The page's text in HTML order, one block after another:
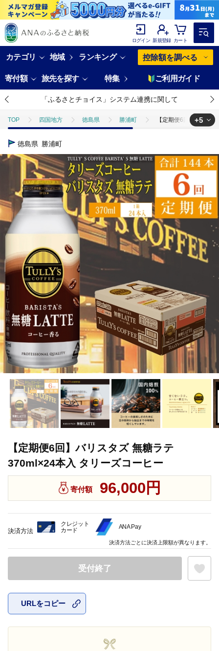
ログイン 新規登録 カート
カテゴリ 地域 ランキング 控除額を調べる
寄付額 旅先を探す 特集 ご利用ガイド
「ふるさとチョイス」システム連携に関して
TOP 四国地方 徳島県 勝浦町 【定期便6回】バリス
TOP
TOP 定期便 飲料(定期便) 【定期便6回】バリスタズ 無糖
飲料（酒以外） 【定期便6回】バリスタズ 無糖ラテ
TOP 飲料（酒以外） ソフトドリンク 【定期便6回】バリ
TOP 飲料（酒以外） ソフトドリンク コーヒー 【定
+5
徳島県 勝浦町
【定期便6回】バリスタズ 無糖ラテ
370ml×24本入 タリーズコーヒー
寄付額 96,000円
受付終了
URLをコピー
決済方法
クレジット
カード
ANA Pay
決済方法ごとに決済上限額が異なります。